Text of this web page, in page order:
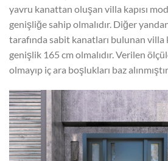
yavru kanattan oluşan villa kapısı
genişliğe sahip olmalıdır. Diğer
tarafında sabit kanatları bulunan villa
genişlik 165 cm olmalıdır. Verilen
olmayıp iç ara boşlukları baz